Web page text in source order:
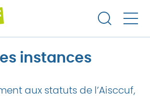
instances
aux statuts de l’Aisccuf,